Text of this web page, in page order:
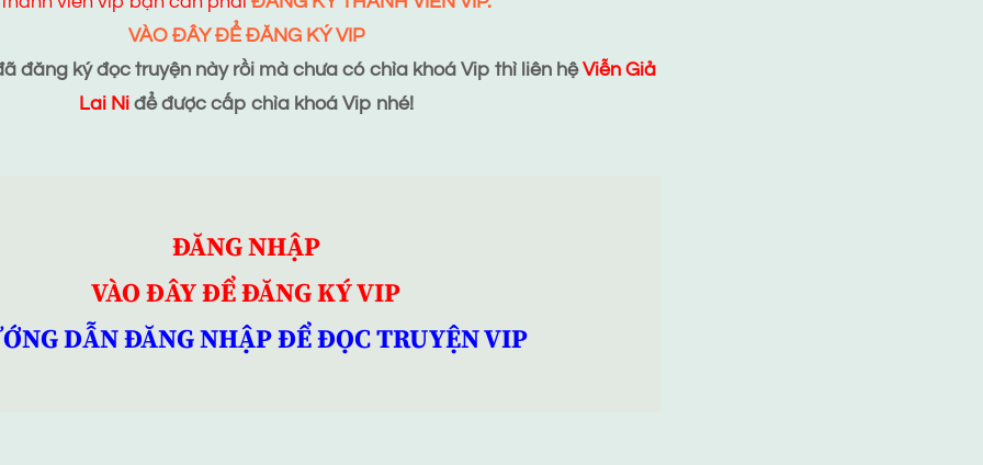
VÀO ĐÂY ĐỂ ĐĂNG KÝ VIP
đăng ký đọc truyện này rồi mà chưa có chìa khoá Vip thì liên hệViễn Giả
Lai Ni để được cấp chìa khoá Vip nhé!
ĐĂNG NHẬP
VÀO ĐÂY ĐỂ ĐĂNG KÝ VIP
DẪN ĐĂNG NHẬP ĐỂ ĐỌC TRUYỆN VIP